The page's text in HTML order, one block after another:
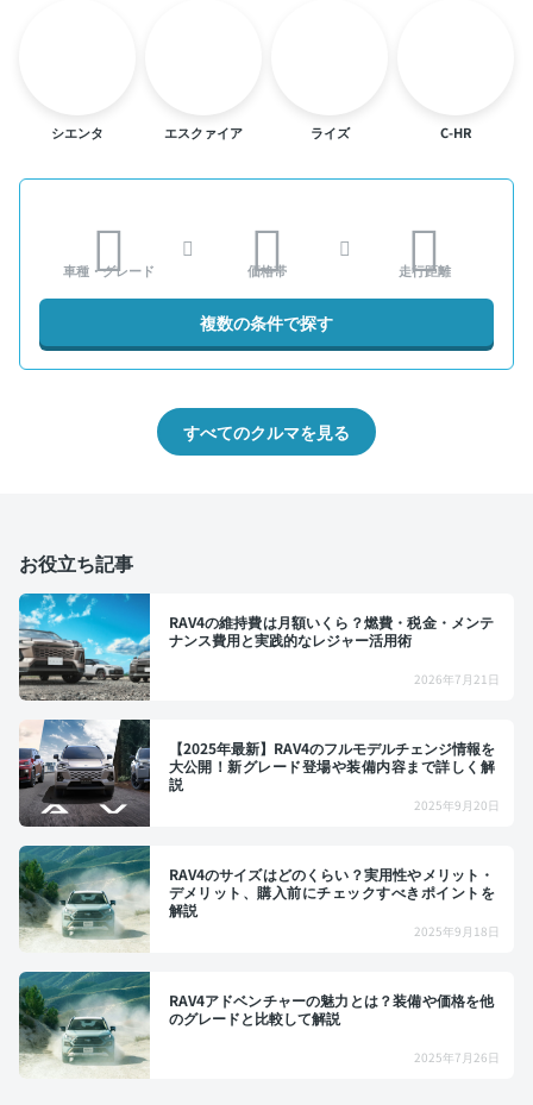
シエンタ エスクァイア ライズ C-HR
車種・グレード 価格帯 走行距離
複数の条件で探す
すべてのクルマを見る
お役立ち記事
RAV4の維持費は月額いくら？燃費・税金・メンテ
ナンス費用と実践的なレジャー活用術
2026年7月21日
【2025年最新】RAV4のフルモデルチェンジ情報を
大公開！新グレード登場や装備内容まで詳しく解
説
2025年9月20日
RAV4のサイズはどのくらい？実用性やメリット・
デメリット、購入前にチェックすべきポイントを
解説
2025年9月18日
RAV4アドベンチャーの魅力とは？装備や価格を他
のグレードと比較して解説
2025年7月26日